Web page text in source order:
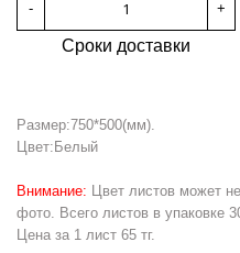
- +
Сроки доставки
Размер:750*500(мм).
Цвет:Белый
Внимание: Цвет листов может
фото. Всего листов в упаковке
Цена за 1 лист 65 тг.